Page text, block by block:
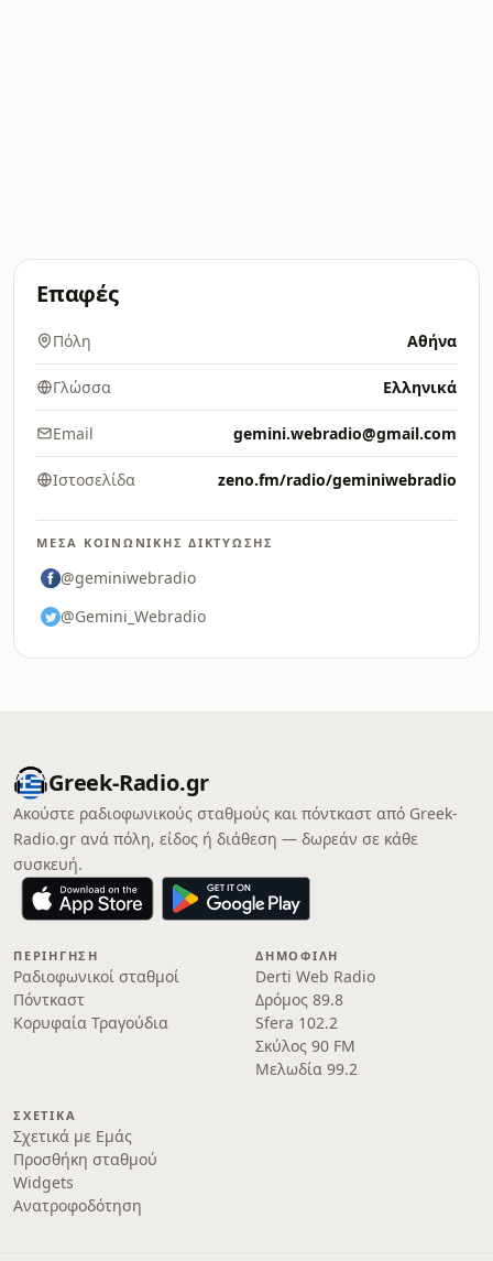
Επαφές
Πόλη Αθήνα
Γλώσσα Ελληνικά
Email gemini.webradio@gmail.com
Ιστοσελίδα zeno.fm/radio/geminiwebradio
ΜΈΣΑ ΚΟΙΝΩΝΙΚΉΣ ΔΙΚΤΎΩΣΗΣ
@geminiwebradio
@Gemini_Webradio
Greek-Radio.gr
Ακούστε ραδιοφωνικούς σταθμούς και πόντκαστ από Greek-
Radio.gr ανά πόλη, είδος ή διάθεση — δωρεάν σε κάθε
συσκευή.
ΠΕΡΙΉΓΗΣΗ
Ραδιοφωνικοί σταθμοί
Πόντκαστ
Κορυφαία Τραγούδια
ΔΗΜΟΦΙΛΉ
Derti Web Radio
Δρόμος 89.8
Sfera 102.2
Σκύλος 90 FM
Μελωδία 99.2
ΣΧΕΤΙΚΆ
Σχετικά με Εμάς
Προσθήκη σταθμού
Widgets
Ανατροφοδότηση